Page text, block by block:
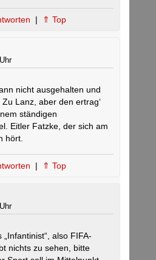
| ⇑ Top
nicht ausgehalten und
Lanz, aber den ertrag‘
ständigen
Eitler Fatzke, der sich am
hört.
| ⇑ Top
also FIFA-
nichts zu sehen, bitte